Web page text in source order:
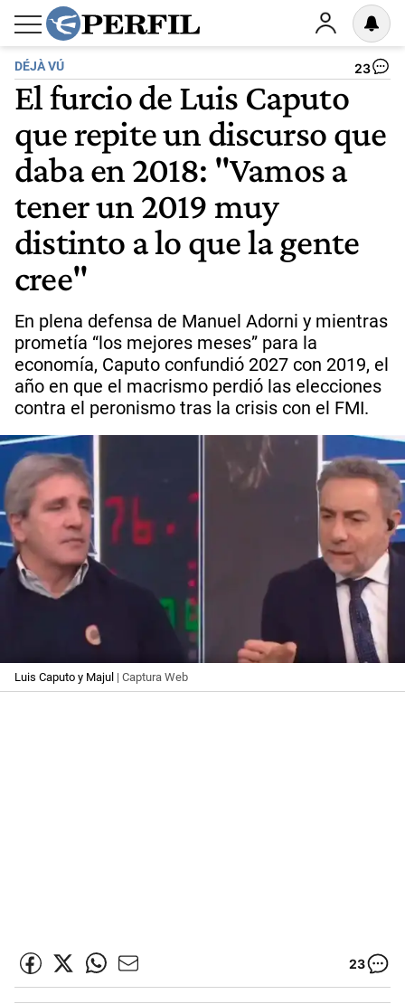
DÉJÀ VÚ 23
El furcio de Luis Caputo
que repite un discurso que
daba en 2018: "Vamos a
tener un 2019 muy
distinto a lo que la gente
cree"
En plena defensa de Manuel Adorni y mientras
prometía “los mejores meses” para la
economía, Caputo confundió 2027 con 2019, el
año en que el macrismo perdió las elecciones
contra el peronismo tras la crisis con el FMI.
Luis Caputo y Majul | Captura Web
23